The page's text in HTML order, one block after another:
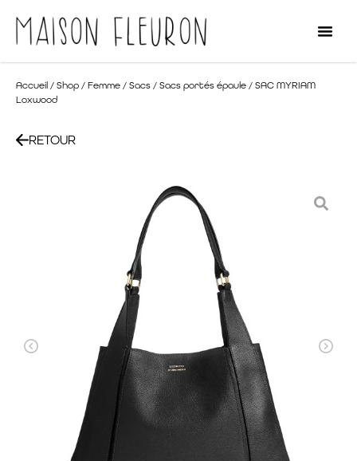
Accueil / Shop / Femme / Sacs / Sacs portés épaule / SAC MYRIAM
Loxwood
RETOUR